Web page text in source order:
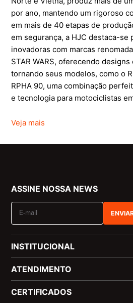
por ano, mantendo um rigoroso
em mais de 40 etapas de
em segurança, a HJC destaca-se
inovadoras com marcas
STAR WARS, oferecendo
tornando seus modelos, como o
RPHA 90, uma combinação
e tecnologia para motociclistas
Veja mais
ASSINE NOSSA NEWS
INSTITUCIONAL
ATENDIMENTO
CERTIFICADOS